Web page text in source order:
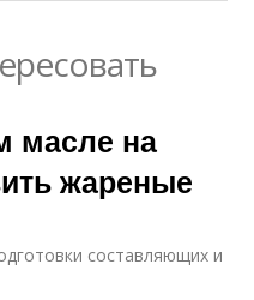
масле на
жареные
составляющих и